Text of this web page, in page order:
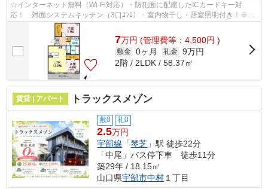
☆インターネット無料（Wi-Fi対応）・防犯面に配慮したICカードキー対
応！ 対面システムキッチン（3口ｺﾝﾛ）・室内物干し・居室照明付き！※ゴ
ミは民間業者回収
7万円 (管理費等：4,500円 )
敷金 0ヶ月 礼金 9万円
2階 / 2LDK / 58.37㎡
賃貸 | アパート トラックスメゾン
敷0 礼0
2.5万円
宇部線 「琴芝 」駅 徒歩22分
「中尾」バス停下車 徒歩11分
築29年 / 18.15㎡
山口県宇部市中村１丁目